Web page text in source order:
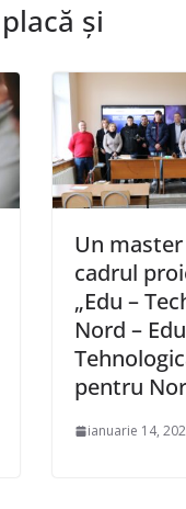
și
Un
cadrul
„Edu –
Nord –
pentru
ianuarie 14,